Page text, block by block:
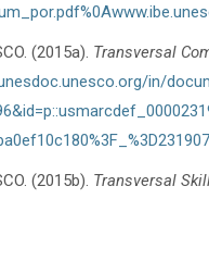
(2015a). Transversal
in/
(2015b). Transversal